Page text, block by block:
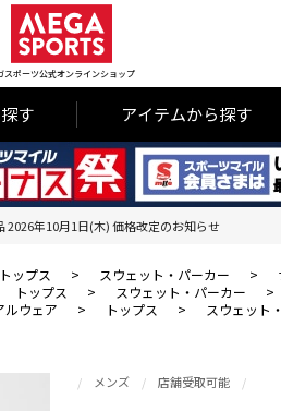
スポーツ公式オンラインショップ
す アイテムから探す
2026年10月1日(木) 価格改定のお知らせ
トップス > スウェット・パーカー >
トップス > スウェット・パーカー >
ルウェア > トップス > スウェット
メンズ 店舗受取可能